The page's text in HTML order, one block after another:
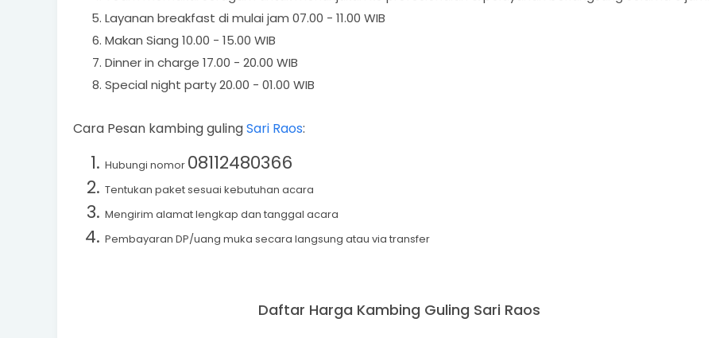
Layanan breakfast di mulai jam 07.00 - 11.00 WIB
Makan Siang 10.00 - 15.00 WIB
Dinner in charge 17.00 - 20.00 WIB
Special night party 20.00 - 01.00 WIB
Cara Pesan kambing gulingSari Raos:
Hubungi nomor 08112480366
Tentukan paket sesuai kebutuhan acara
Mengirim alamat lengkap dan tanggal acara
Pembayaran DP/uang muka secara langsung atau via transfer
Daftar Harga Kambing Guling Sari Raos